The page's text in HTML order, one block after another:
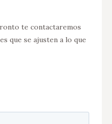
te contactaremos
que se ajusten a lo que